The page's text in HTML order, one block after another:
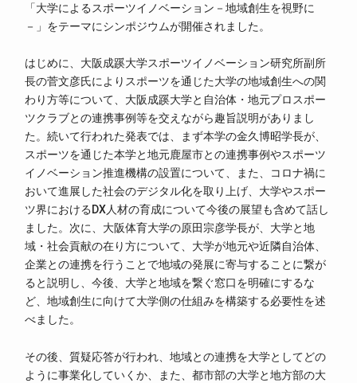
「大学によるスポーツイノベーション－地域創生を視野に
－」をテーマにシンポジウムが開催されました。
はじめに、大阪成蹊大学スポーツイノベーション研究所副所
長の菅文彦氏によりスポーツを通じた大学の地域創生への関
わり方等について、大阪成蹊大学と自治体・地元プロスポー
ツクラブとの連携事例等を交えながら趣旨説明がありまし
た。続いて行われた発表では、まず本学の金久博昭学長が、
スポーツを通じた本学と地元鹿屋市との連携事例やスポーツ
イノベーション推進機構の設置について、また、コロナ禍に
おいて進展した社会のデジタル化を取り上げ、大学やスポー
ツ界におけるDX人材の育成について今後の展望も含めて話し
ました。次に、大阪体育大学の原田宗彦学長が、大学と地
域・社会貢献の在り方について、大学が地元や近隣自治体、
企業との連携を行うことで地域の発展に寄与することに繋が
ると説明し、今後、大学と地域を繋ぐ窓口を明確にするな
ど、地域創生に向けて大学側の仕組みを構築する必要性を述
べました。
その後、質疑応答が行われ、地域との連携を大学としてどの
ように事業化していくか、また、都市部の大学と地方部の大